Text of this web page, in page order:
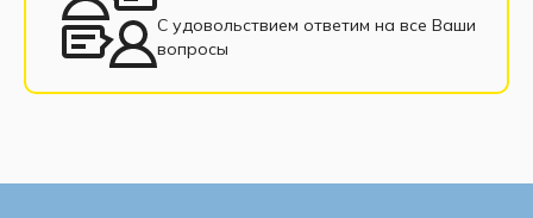
С удовольствием ответим на все Ваши
вопросы